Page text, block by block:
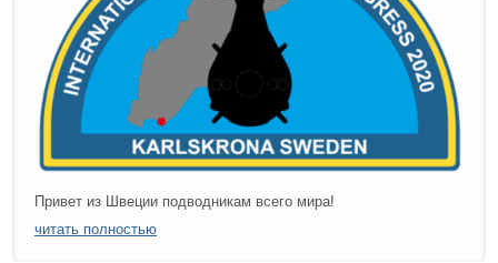
Привет из Швеции подводникам всего мира!
читать полностью